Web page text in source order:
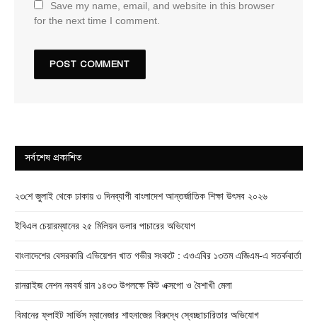
Save my name, email, and website in this browser
for the next time I comment.
সর্বশেষ প্রকাশিত
২৩শে জুলাই থেকে ঢাকায় ৩ দিনব্যাপী বাংলাদেশ আন্তর্জাতিক শিক্ষা উৎসব ২০২৬
ইবিএল চেয়ারম্যানের ২৫ মিলিয়ন ডলার পাচারের অভিযোগ
বাংলাদেশের বেসরকারি এভিয়েশন খাত গভীর সংকটে : এওএবির ১৩তম এজিএম-এ সতর্কবার্তা
রানরাইজ নেশন নববর্ষ রান ১৪৩৩ উপলক্ষে কিট এক্সপো ও বৈশাখী মেলা
বিমানের ফ্লাইট সার্ভিস ম্যানেজার শাহনাজের বিরুদ্ধে স্বেচ্ছাচারিতার অভিযোগ